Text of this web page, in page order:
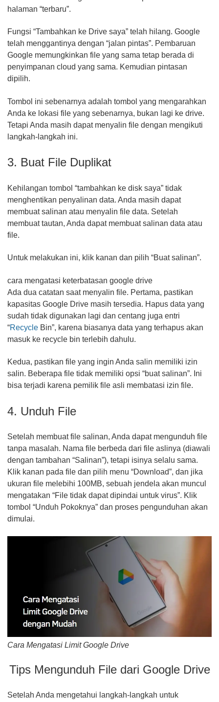
halaman “terbaru”.
Fungsi “Tambahkan ke Drive saya” telah hilang. Google
telah menggantinya dengan “jalan pintas”. Pembaruan
Google memungkinkan file yang sama tetap berada di
penyimpanan cloud yang sama. Kemudian pintasan
dipilih.
Tombol ini sebenarnya adalah tombol yang mengarahkan
Anda ke lokasi file yang sebenarnya, bukan lagi ke drive.
Tetapi Anda masih dapat menyalin file dengan mengikuti
langkah-langkah ini.
3. Buat File Duplikat
Kehilangan tombol “tambahkan ke disk saya” tidak
menghentikan penyalinan data. Anda masih dapat
membuat salinan atau menyalin file data. Setelah
membuat tautan, Anda dapat membuat salinan data atau
file.
Untuk melakukan ini, klik kanan dan pilih “Buat salinan”.
cara mengatasi keterbatasan google drive
Ada dua catatan saat menyalin file. Pertama, pastikan
kapasitas Google Drive masih tersedia. Hapus data yang
sudah tidak digunakan lagi dan centang juga entri
“Recycle Bin”, karena biasanya data yang terhapus akan
masuk ke recycle bin terlebih dahulu.
Kedua, pastikan file yang ingin Anda salin memiliki izin
salin. Beberapa file tidak memiliki opsi “buat salinan”. Ini
bisa terjadi karena pemilik file asli membatasi izin file.
4. Unduh File
Setelah membuat file salinan, Anda dapat mengunduh file
tanpa masalah. Nama file berbeda dari file aslinya (diawali
dengan tambahan “Salinan”), tetapi isinya selalu sama.
Klik kanan pada file dan pilih menu “Download”, dan jika
ukuran file melebihi 100MB, sebuah jendela akan muncul
mengatakan “File tidak dapat dipindai untuk virus”. Klik
tombol “Unduh Pokoknya” dan proses pengunduhan akan
dimulai.
Cara Mengatasi Limit Google Drive
Tips Mengunduh File dari Google Drive
Setelah Anda mengetahui langkah-langkah untuk